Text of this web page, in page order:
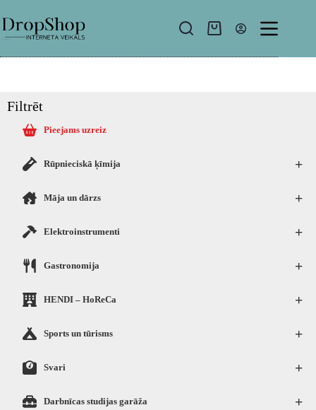
Filtrēt
Pieejams uzreiz
+
Rūpnieciskā ķīmija
+
Māja un dārzs
+
Elektroinstrumenti
+
Gastronomija
+
HENDI – HoReCa
+
Sports un tūrisms
+
Svari
+
Darbnīcas studijas garāža